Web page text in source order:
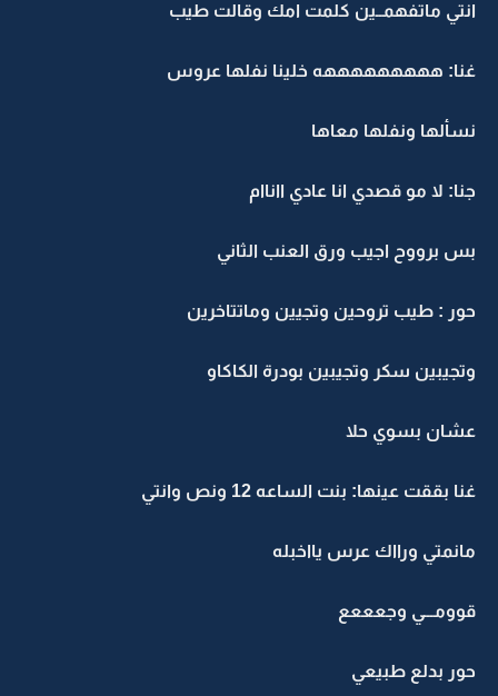
انتي ماتفهمــين كلمت امك وقالت طيب
غنا: هههههههههه خلينا نفلها عروس
نسألها ونفلها معاها
جنا: لا مو قصدي انا عادي ااناام
بس برووح اجيب ورق العنب الثاني
حور : طيب تروحين وتجيين وماتتاخرين
وتجيبين سكر وتجيبين بودرة الكاكاو
عشان بسوي حلا
غنا بققت عينها: بنت الساعه 12 ونص وانتي
مانمتي ورااك عرس يااخبله
قوومـــي وجعععع
حور بدلع طبيعي